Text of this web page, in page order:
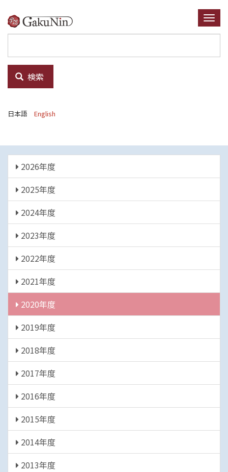
イ
ン
ン
テ
ツ
検索
日本語 English
年
度
2026年度
2025年度
2024年度
2023年度
2022年度
2021年度
2020年度
2019年度
2018年度
2017年度
2016年度
2015年度
2014年度
2013年度